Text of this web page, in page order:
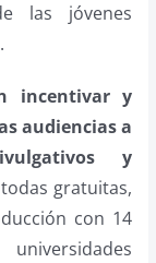
las jóvenes
incentivar y
audienciasa
y
gratuitas,
con 14
universidades